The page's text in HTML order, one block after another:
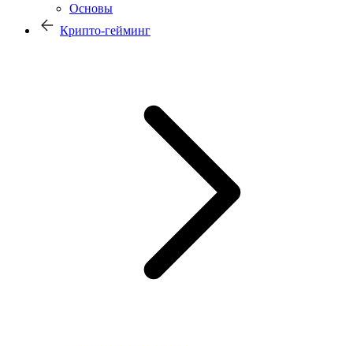
Основы
Крипто-гейминг